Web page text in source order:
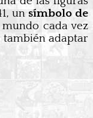
unsímbolo de
cada vez
también adaptar